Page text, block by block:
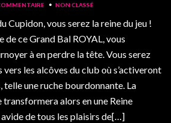
• NON CLASSÉ
Cupidon, vous serez la reine du jeu !
de ce Grand Bal ROYAL, vous
à en perdre la tête. Vous serez
les alcôves du club où s’activeront
telle une ruche bourdonnante. La
transformera alors en une Reine
de tous les plaisirs de[…]